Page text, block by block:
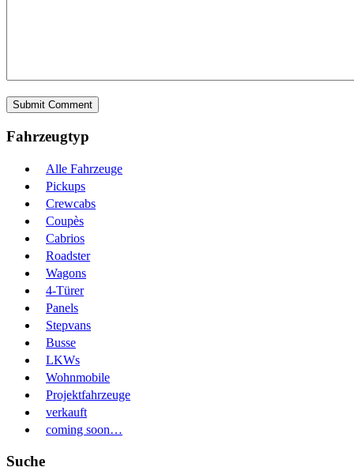
Fahrzeugtyp
Alle Fahrzeuge
Pickups
Crewcabs
Coupès
Cabrios
Roadster
Wagons
4-Türer
Panels
Stepvans
Busse
LKWs
Wohnmobile
Projektfahrzeuge
verkauft
coming soon…
Suche